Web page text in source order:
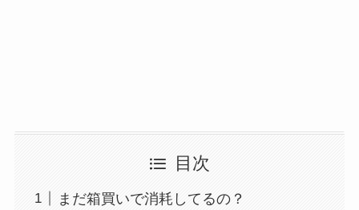
目次
まだ箱買いで消耗してるの？